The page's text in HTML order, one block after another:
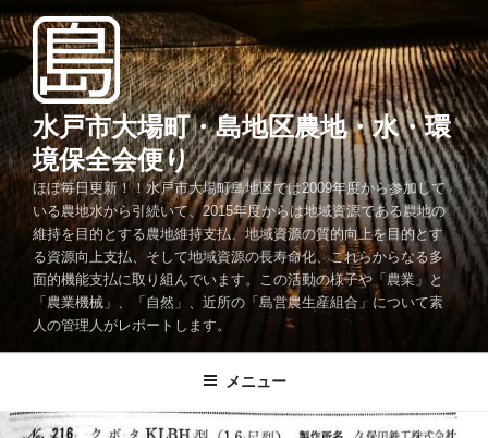
コ
ン
ン
ツ
へ
ス
キ
水戸市大場町・島地区農地・水・環
境保全会便り
ほぼ毎日更新！！水戸市大場町島地区では2009年度から参加して
いる農地水から引続いて、2015年度からは地域資源である農地の
維持を目的とする農地維持支払、地域資源の質的向上を目的とす
る資源向上支払、そして地域資源の長寿命化、これらからなる多
面的機能支払に取り組んでいます。この活動の様子や「農業」と
「農業機械」、「自然」、近所の「島営農生産組合」について素
人の管理人がレポートします。
メニュー